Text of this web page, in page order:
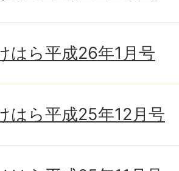
はら平成26年1月号
はら平成25年12月号